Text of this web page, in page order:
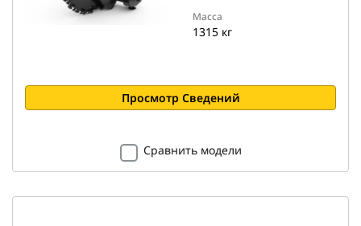
Масса
1315 кг
Просмотр Сведений
Сравнить модели